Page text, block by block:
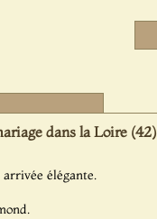
dans la Loire (42)
élégante.